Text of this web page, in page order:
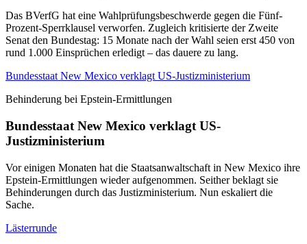
Das BVerfG hat eine Wahlprüfungsbeschwerde gegen die Fünf-
Prozent-Sperrklausel verworfen. Zugleich kritisierte der Zweite
Senat den Bundestag: 15 Monate nach der Wahl seien erst 450 von
rund 1.000 Einsprüchen erledigt – das dauere zu lang.
Bundesstaat New Mexico verklagt US-Justizministerium
Behinderung bei Epstein-Ermittlungen
Bundesstaat New Mexico verklagt US-
Justizministerium
Vor einigen Monaten hat die Staatsanwaltschaft in New Mexico ihre
Epstein-Ermittlungen wieder aufgenommen. Seither beklagt sie
Behinderungen durch das Justizministerium. Nun eskaliert die
Sache.
Lästerrunde